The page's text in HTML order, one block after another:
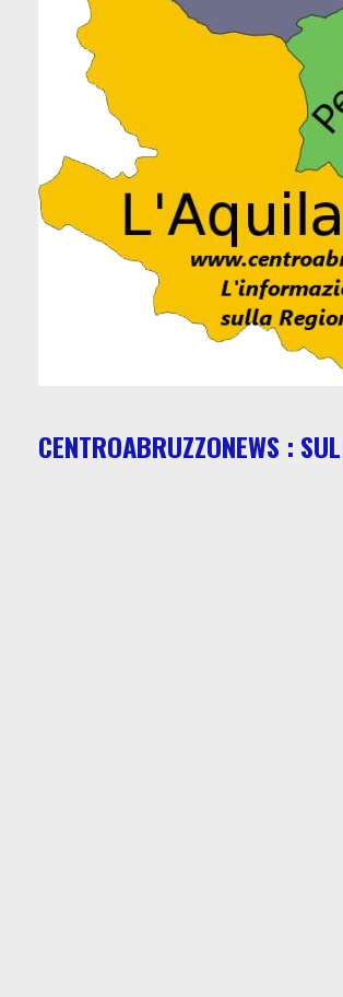
CENTROABRUZZONEWS :